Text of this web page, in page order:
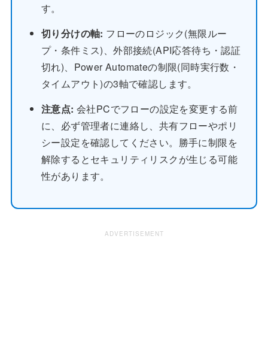
す。
切り分けの軸: フローのロジック(無限ルー
プ・条件ミス)、外部接続(API応答待ち・認証
切れ)、Power Automateの制限(同時実行数・
タイムアウト)の3軸で確認します。
注意点: 会社PCでフローの設定を変更する前
に、必ず管理者に連絡し、共有フローやポリ
シー設定を確認してください。勝手に制限を
解除するとセキュリティリスクが生じる可能
性があります。
ADVERTISEMENT